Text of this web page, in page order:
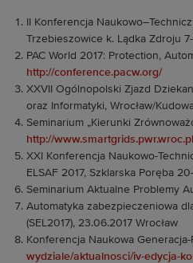
II Konferencja
Trzebieszowice k. Lądka Zdroju
PAC World 2017: Protection,
http://conference.pacw.org/
XXVII Ogólnopolski Zjazd
oraz Informatyki, Wrocław/
Seminarium „Kierunki
http://
XXI Konferencja Naukowo-
ELSAF 2017, Szklarska Poręba
Seminarium Aktualne Problemy
Automatyka zabezpieczeniowa
(SEL2017), 23.06.2017 Wrocław
Konferencja Naukowa Generacja-
wydziale/aktualnosci/iv-edycja-